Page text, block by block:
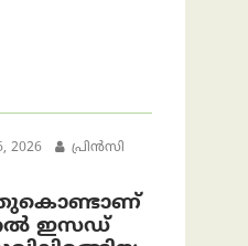
2026
പ്രിന്‍സി
ഇസഡ്